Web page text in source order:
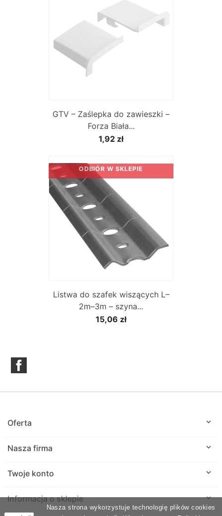
GTV – Zaślepka do zawieszki –
Forza Biała...
1,92 zł
Listwa do szafek wiszących L–
2m–3m – szyna...
15,06 zł
ODBIÓR W SKLEPIE
Oferta 
Nasza firma 
Twoje konto 
Informacja o sklepie keyboard_arrow_down
Nasza strona wykorzystuje technologię plików cookies